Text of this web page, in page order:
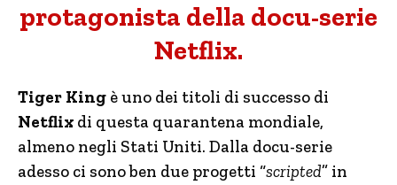
protagonista della docu-serie
Netflix.
Tiger King è uno dei titoli di successo di
Netflix di questa quarantena mondiale,
almeno negli Stati Uniti. Dalla docu-serie
adesso ci sono ben due progetti “scripted” in